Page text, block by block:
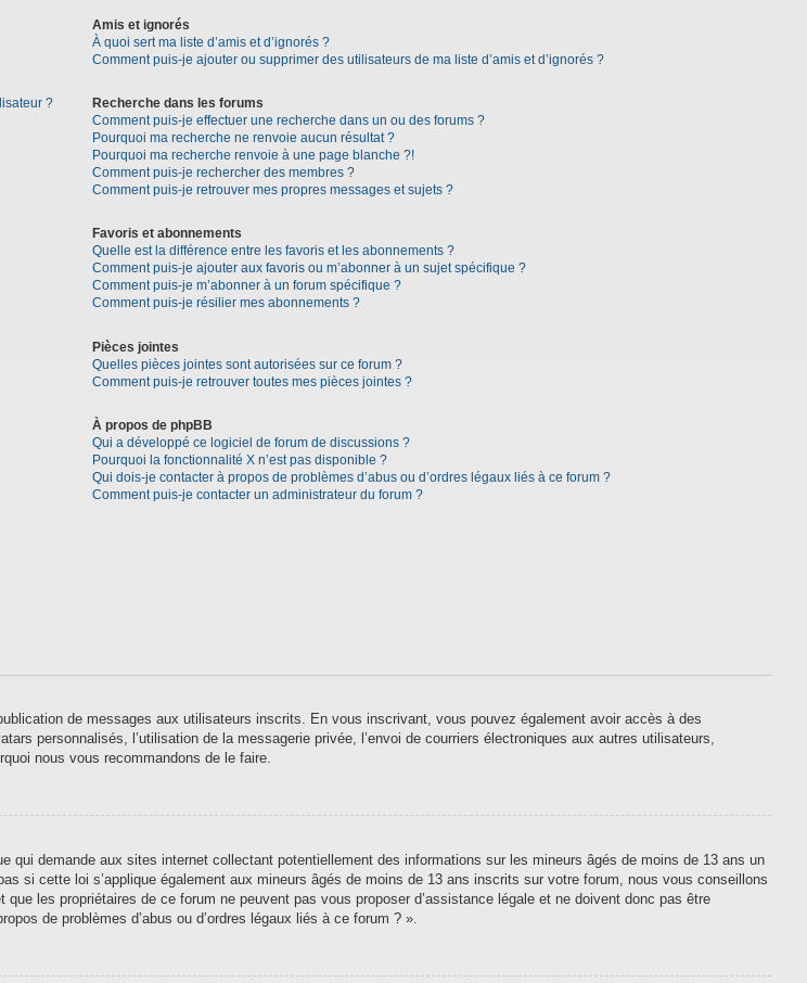
?
Amis et ignorés
À quoi sert ma liste d’amis et d’ignorés ?
Comment puis-je ajouter ou supprimer des utilisateurs de ma liste d’amis et d’ignorés ?
Recherche dans les forums
Comment puis-je effectuer une recherche dans un ou des forums ?
Pourquoi ma recherche ne renvoie aucun résultat ?
Pourquoi ma recherche renvoie à une page blanche ?!
Comment puis-je rechercher des membres ?
Comment puis-je retrouver mes propres messages et sujets ?
Favoris et abonnements
Quelle est la différence entre les favoris et les abonnements ?
Comment puis-je ajouter aux favoris ou m’abonner à un sujet spécifique ?
Comment puis-je m’abonner à un forum spécifique ?
Comment puis-je résilier mes abonnements ?
Pièces jointes
Quelles pièces jointes sont autorisées sur ce forum ?
Comment puis-je retrouver toutes mes pièces jointes ?
À propos de phpBB
Qui a développé ce logiciel de forum de discussions ?
Pourquoi la fonctionnalité X n’est pas disponible ?
Qui dois-je contacter à propos de problèmes d’abus ou d’ordres légaux liés à ce forum ?
Comment puis-je contacter un administrateur du forum ?
de messages aux utilisateurs inscrits. En vous inscrivant, vous pouvez également avoir accès à des
personnalisés, l’utilisation de la messagerie privée, l’envoi de courriers électroniques aux autres utilisateurs,
nous vous recommandons de le faire.
qui demande aux sites internet collectant potentiellement des informations sur les mineurs âgés de moins de 13 ans un
si cette loi s’applique également aux mineurs âgés de moins de 13 ans inscrits sur votre forum, nous vous conseillons
les propriétaires de ce forum ne peuvent pas vous proposer d’assistance légale et ne doivent donc pas être
de problèmes d’abus ou d’ordres légaux liés à ce forum ? ».